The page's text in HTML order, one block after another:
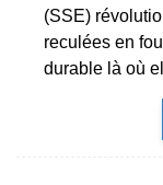
(SSE)
reculées en
durable là où